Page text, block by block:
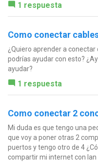
1 respuesta
Como conectar
¿Quiero aprender a conectar
podrías ayudar con esto?
ayudar?
1 respuesta
Como conectar 2
Mi duda es que tengo una
que voy a poner otras 2
puertos y tengo otro de 4
compartir mi internet con lan